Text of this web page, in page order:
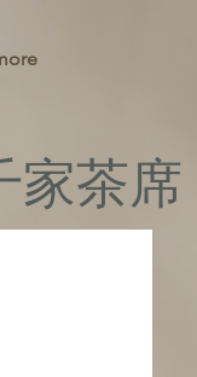
家茶席